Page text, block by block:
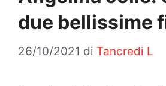
due bellissime
26/10/2021 di Tancredi L